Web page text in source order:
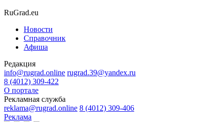
RuGrad.eu
Новости
Справочник
Афиша
Редакция
info@rugrad.online rugrad.39@yandex.ru
8 (4012) 309-422
О портале
Рекламная служба
reklama@rugrad.online 8 (4012) 309-406
Реклама